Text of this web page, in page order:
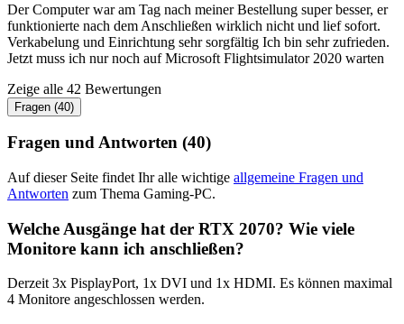
Der Computer war am Tag nach meiner Bestellung super besser, er
funktionierte nach dem Anschließen wirklich nicht und lief sofort.
Verkabelung und Einrichtung sehr sorgfältig Ich bin sehr zufrieden.
Jetzt muss ich nur noch auf Microsoft Flightsimulator 2020 warten
Zeige alle 42 Bewertungen
Fragen (40)
Fragen und Antworten (40)
Auf dieser Seite findet Ihr alle wichtige allgemeine Fragen und
Antworten zum Thema Gaming-PC.
Welche Ausgänge hat der RTX 2070? Wie viele
Monitore kann ich anschließen?
Derzeit 3x PisplayPort, 1x DVI und 1x HDMI. Es können maximal
4 Monitore angeschlossen werden.